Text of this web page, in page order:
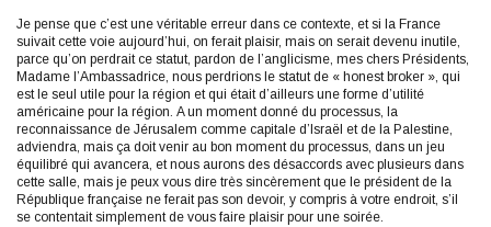
Je pense que c’est une véritable erreur dans ce contexte, et si la France
suivait cette voie aujourd’hui, on ferait plaisir, mais on serait devenu inutile,
parce qu’on perdrait ce statut, pardon de l’anglicisme, mes chers Présidents,
Madame l’Ambassadrice, nous perdrions le statut de « honest broker », qui
est le seul utile pour la région et qui était d’ailleurs une forme d’utilité
américaine pour la région. A un moment donné du processus, la
reconnaissance de Jérusalem comme capitale d’Israël et de la Palestine,
adviendra, mais ça doit venir au bon moment du processus, dans un jeu
équilibré qui avancera, et nous aurons des désaccords avec plusieurs dans
cette salle, mais je peux vous dire très sincèrement que le président de la
République française ne ferait pas son devoir, y compris à votre endroit, s’il
se contentait simplement de vous faire plaisir pour une soirée.